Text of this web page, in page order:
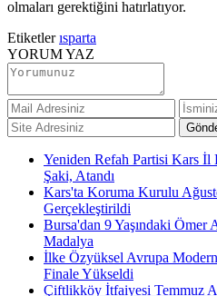
olmaları gerektiğini hatırlatıyor.
Etiketlerısparta
YORUM YAZ
Yeniden Refah Partisi Kars İl
Şaki, Atandı
Kars'ta Koruma Kurulu
Gerçekleştirildi
Bursa'dan 9 Yaşındaki
Madalya
İlke Özyüksel Avrupa Modern
Finale Yükseldi
Çiftlikköy İtfaiyesi Temmuz